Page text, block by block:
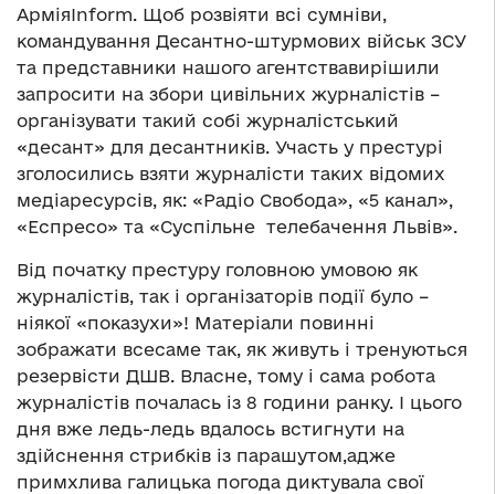
АрміяІnform. Щоб розвіяти всі сумніви,
командування Десантно-штурмових військ ЗСУ
та представники нашого агентствавирішили
запросити на збори цивільних журналістів –
організувати такий собі журналістський
«десант» для десантників. Участь у престурі
зголосились взяти журналісти таких відомих
медіаресурсів, як: «Радіо Свобода», «5 канал»,
«Еспресо» та «Суспільне телебачення Львів».
Від початку престуру головною умовою як
журналістів, так і організаторів події було –
ніякої «показухи»! Матеріали повинні
зображати всесаме так, як живуть і тренуються
резервісти ДШВ. Власне, тому і сама робота
журналістів почалась із 8 години ранку. І цього
дня вже ледь-ледь вдалось встигнути на
здійснення стрибків із парашутом,адже
примхлива галицька погода диктувала свої